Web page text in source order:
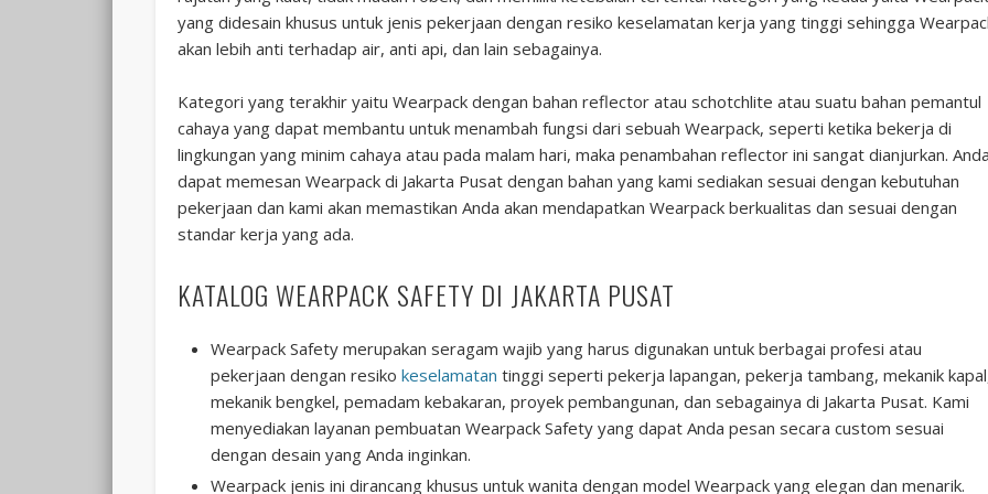
yang didesain khusus untuk jenis pekerjaan dengan resiko keselamatan kerja yang tinggi sehingga
akan lebih anti terhadap air, anti api, dan lain sebagainya.
Kategori yang terakhir yaitu Wearpack dengan bahan reflector atau schotchlite atau suatu bahan pemantul
cahaya yang dapat membantu untuk menambah fungsi dari sebuah Wearpack, seperti ketika bekerja di
lingkungan yang minim cahaya atau pada malam hari, maka penambahan reflector ini sangat dianjurkan. Anda
dapat memesan Wearpack di Jakarta Pusat dengan bahan yang kami sediakan sesuai dengan kebutuhan
pekerjaan dan kami akan memastikan Anda akan mendapatkan Wearpack berkualitas dan sesuai dengan
standar kerja yang ada.
KATALOG WEARPACK SAFETY DI JAKARTA PUSAT
Wearpack Safety merupakan seragam wajib yang harus digunakan untuk berbagai profesi atau
pekerjaan dengan resiko keselamatan tinggi seperti pekerja lapangan, pekerja tambang, mekanik
mekanik bengkel, pemadam kebakaran, proyek pembangunan, dan sebagainya di Jakarta Pusat. Kami
menyediakan layanan pembuatan Wearpack Safety yang dapat Anda pesan secara custom sesuai
dengan desain yang Anda inginkan.
Wearpack jenis ini dirancang khusus untuk wanita dengan model Wearpack yang elegan dan menarik.